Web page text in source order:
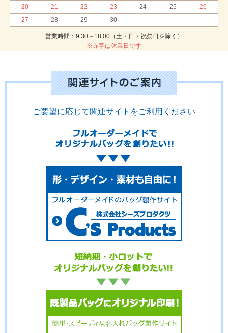
20
21 22 23 24 25
26
27
28 29 30
営業時間：9:30～18:00（土・日・祝祭日を除く）
※赤字は休業日です
ご要望に応じて関連サイトをご利用ください